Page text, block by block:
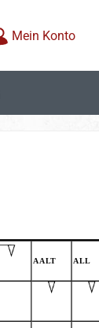
Mein Konto